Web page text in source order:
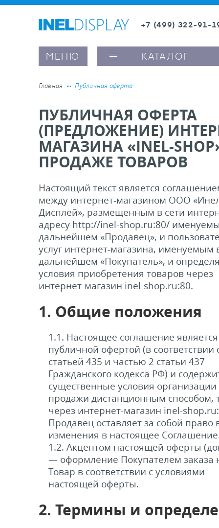
+7 (499) 322-91-
МЕНЮ КАТАЛОГ
ценникодержатели
полочного пространства
вывесок и шелфтокеры
оборудование, комплектующие
ценников
рамки и аксессуары
напольные, подвесные, на полку
покупателей
фурнитура
конструкции из алюминиевого
Главная Публичная оферта
ПУБЛИЧНАЯ ОФЕРТА
(ПРЕДЛОЖЕНИЕ)
МАГАЗИНА «INEL-
ПРОДАЖЕ ТОВАРОВ
Настоящий текст является
между интернет-магазином ООО
Дисплей», размещенным в сети
адресу http://inel-shop.ru:80/
дальнейшем «Продавец», и
услуг интернет-магазина, именуемым
дальнейшем «Покупатель», и
условия приобретения товаров через
интернет-магазин inel-shop.ru:80.
1. Общие положения
1.1. Настоящее соглашение является
публичной офертой (в соответствии
статьей 435 и частью 2 статьи 437
Гражданского кодекса РФ) и
существенные условия организации
продажи дистанционным способом,
через интернет-магазин inel-
Продавец оставляет за собой право
изменения в настоящее
1.2. Акцептом настоящей оферты
— оформление Покупателем заказа
Товар в соответствии с условиями
настоящей оферты.
2. Термины и